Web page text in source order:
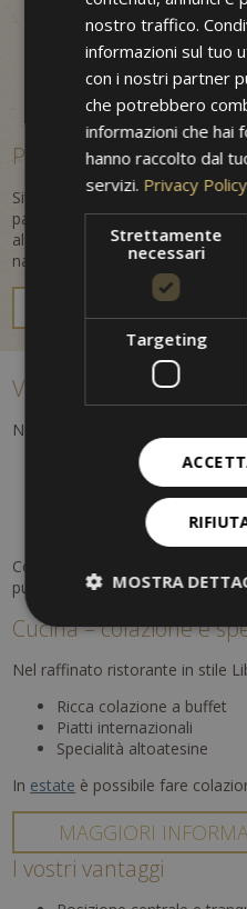
Posizione centrale e
Situato nel cuore della città,
partenza ideale per esplorare
al centro storico e il panorama
natura, cultura e atmosfera
VACANZA A MERANO
Vacanza a Merano –
Nei dintorni troverai:
Monumenti storici
Vicoli pittoreschi
Negozi e boutique
Passeggiate lungo il fiume
Con i
puro relax.
Cucina – colazione e
Nel raffinato ristorante in stile
Ricca colazione a buffet
Piatti internazionali
Specialità altoatesine
In estate è possibile fare
MAGGIORI
I vostri vantaggi
nostro traffico.
informazioni sul tuo
con i nostri partner
che potrebbero
informazioni che hai
hanno raccolto dal
servizi. Privacy Policy
Strettamente
necessari
Targeting
MOSTRA